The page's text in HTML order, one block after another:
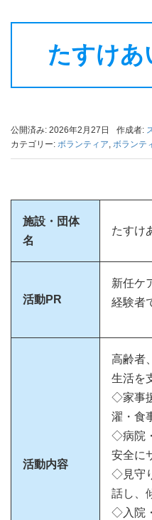
たすけあ
公開済み: 2026年2月27日 作成者:
カテゴリー: ボランティア, ボランテ
施設・団体
名
たすけ
活動PR
新任ケ
経験者
活動内容
高齢者
生活を
◇家事
濯・食
◇病院
安全に
◇見守
話し、
◇入院